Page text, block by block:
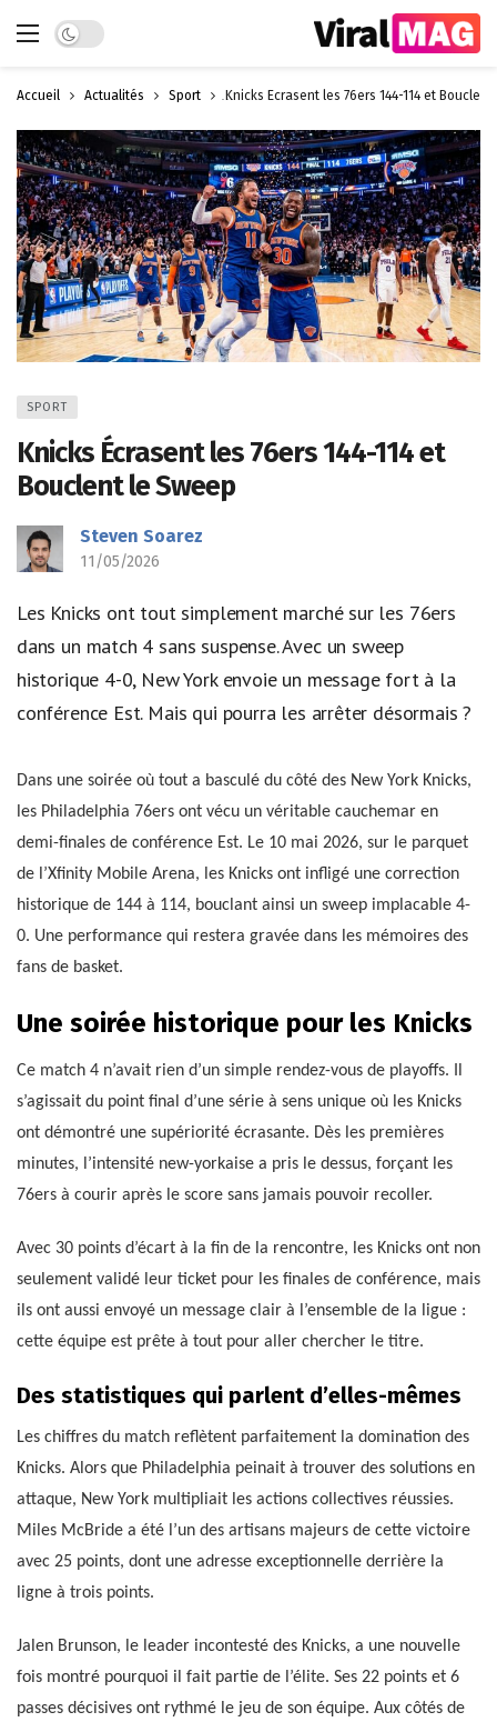
Dark mode
Accueil Actualités Sport Knicks Écrasent les 76ers 144-114 et
SPORT
Knicks Écrasent les 76ers 144-114 et
Bouclent le Sweep
Steven Soarez
11/05/2026
Les Knicks ont tout simplement marché sur les 76ers
dans un match 4 sans suspense. Avec un sweep
historique 4-0, New York envoie un message fort à la
conférence Est. Mais qui pourra les arrêter désormais ?
Dans une soirée où tout a basculé du côté des New York Knicks,
les Philadelphia 76ers ont vécu un véritable cauchemar en
demi-finales de conférence Est. Le 10 mai 2026, sur le parquet
de l’Xfinity Mobile Arena, les Knicks ont infligé une correction
historique de 144 à 114, bouclant ainsi un sweep implacable 4-
0. Une performance qui restera gravée dans les mémoires des
fans de basket.
Une soirée historique pour les Knicks
Ce match 4 n’avait rien d’un simple rendez-vous de playoffs. Il
s’agissait du point final d’une série à sens unique où les Knicks
ont démontré une supériorité écrasante. Dès les premières
minutes, l’intensité new-yorkaise a pris le dessus, forçant les
76ers à courir après le score sans jamais pouvoir recoller.
Avec 30 points d’écart à la fin de la rencontre, les Knicks ont non
seulement validé leur ticket pour les finales de conférence, mais
ils ont aussi envoyé un message clair à l’ensemble de la ligue :
cette équipe est prête à tout pour aller chercher le titre.
Des statistiques qui parlent d’elles-mêmes
Les chiffres du match reflètent parfaitement la domination des
Knicks. Alors que Philadelphia peinait à trouver des solutions en
attaque, New York multipliait les actions collectives réussies.
Miles McBride a été l’un des artisans majeurs de cette victoire
avec 25 points, dont une adresse exceptionnelle derrière la
ligne à trois points.
Jalen Brunson, le leader incontesté des Knicks, a une nouvelle
fois montré pourquoi il fait partie de l’élite. Ses 22 points et 6
passes décisives ont rythmé le jeu de son équipe. Aux côtés de